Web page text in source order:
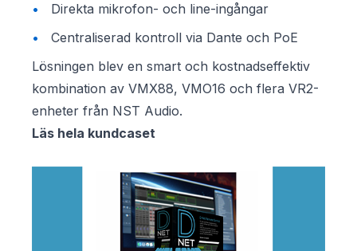
Direkta mikrofon- och line-ingångar
Centraliserad kontroll via Dante och PoE
Lösningen blev en smart och kostnadseffektiv
kombination av VMX88, VMO16 och flera VR2-
enheter från NST Audio.
Läs hela kundcaset